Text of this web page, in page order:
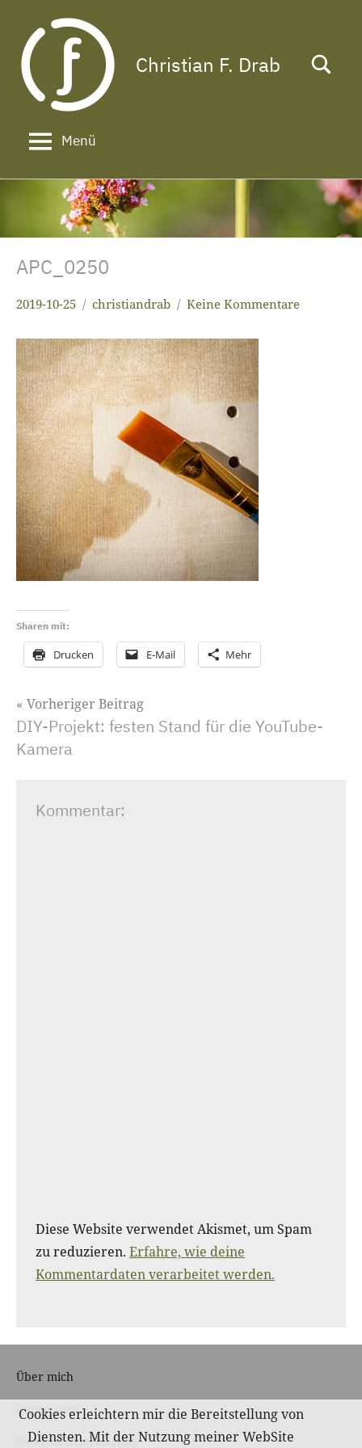
Inhalt
springen
Christian F. Drab
Das
ein
langes
Menü
APC_0250
2019-10-25 christiandrab Keine Kommentare
Sharen mit:
Drucken E-Mail Mehr
Beitragsnavigation
Vorheriger Beitrag
DIY-Projekt: festen Stand für die YouTube-
Kamera
Kommentar:
Diese Website verwendet Akismet, um Spam
zu reduzieren. Erfahre, wie deine
Kommentardaten verarbeitet werden.
Über mich
Impressum
Datenschutzerklärung
Cookies erleichtern mir die Bereitstellung von
Diensten. Mit der Nutzung meiner WebSite